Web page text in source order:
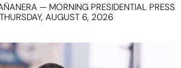
— MORNING PRESIDENTIAL PRESS
AUGUST 6, 2026